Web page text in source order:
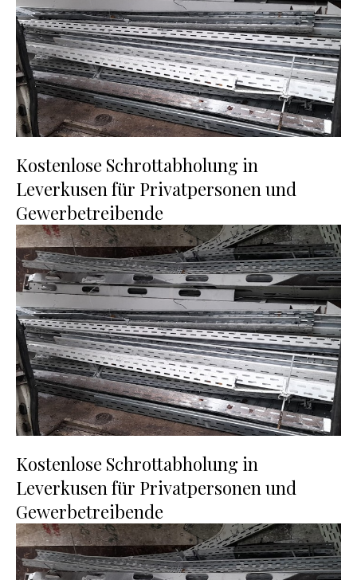
Kostenlose Schrottabholung in
Leverkusen für Privatpersonen und
Gewerbetreibende
Kostenlose Schrottabholung in
Leverkusen für Privatpersonen und
Gewerbetreibende